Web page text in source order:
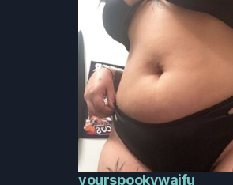
yourspookywaifu